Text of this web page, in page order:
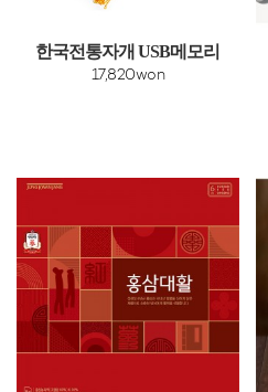
한국전통자개 USB메모리
17,820won